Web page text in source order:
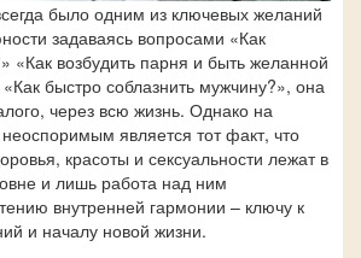
было одним из ключевых желаний
задаваясь вопросами «Как
«Как возбудить парня и быть желанной
быстро соблазнить мужчину?», она
через всю жизнь. Однако на
является тот факт, что
красоты и сексуальности лежат в
и лишь работа над ним
внутренней гармонии – ключу к
и началу новой жизни.